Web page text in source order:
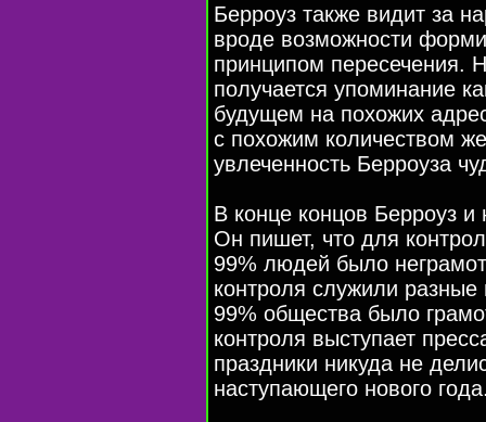
Берроуз также видит за
вроде возможности
принципом пересечения.
получается упоминание
будущем на похожих
с похожим количеством
увлеченность Берроуза
В конце концов Берроуз
Он пишет, что для
99% людей было
контроля служили
99% общества было
контроля выступает
праздники никуда не
наступающего нового